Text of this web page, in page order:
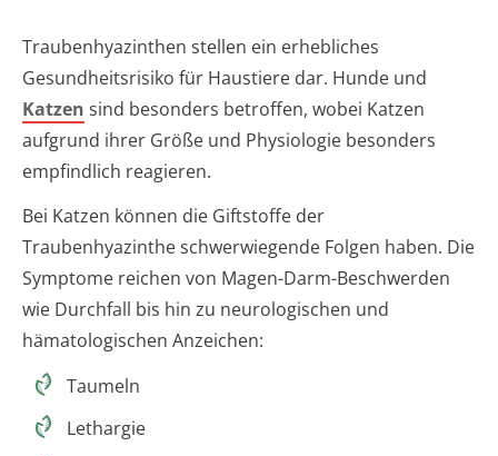
Traubenhyazinthen stellen ein erhebliches
Gesundheitsrisiko für Haustiere dar. Hunde und
Katzen sind besonders betroffen, wobei Katzen
aufgrund ihrer Größe und Physiologie besonders
empfindlich reagieren.
Bei Katzen können die Giftstoffe der
Traubenhyazinthe schwerwiegende Folgen haben. Die
Symptome reichen von Magen-Darm-Beschwerden
wie Durchfall bis hin zu neurologischen und
hämatologischen Anzeichen:
Taumeln
Lethargie